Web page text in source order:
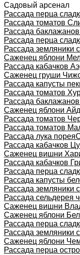
Садовый арсенал
Рассада перца
Рассада томатов
Рассада
Рассада перца
Рассада земляники
Саженец яблони
Рассада кабачков
Саженец груши
Рассада капусты
Рассада томатов
Рассада
Саженец яблони
Рассада томатов
Рассада томатов
Рассада лука порея
Рассада кабачков
Саженец вишни
Рассада кабачков
Рассада перца
Рассада капусты
Рассада земляники
Рассада сельдерея
Саженец вишни
Саженец яблони
Рассада перца
Рассада земляники
Саженец яблони
Рассада перца